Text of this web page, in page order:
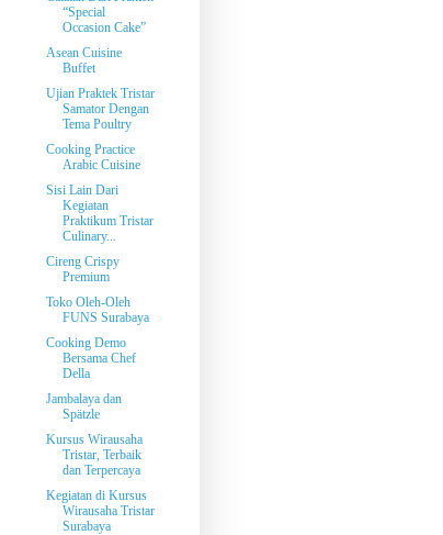
“Special
Occasion Cake”
Asean Cuisine
Buffet
Ujian Praktek Tristar
Samator Dengan
Tema Poultry
Cooking Practice
Arabic Cuisine
Sisi Lain Dari
Kegiatan
Praktikum Tristar
Culinary...
Cireng Crispy
Premium
Toko Oleh-Oleh
FUNS Surabaya
Cooking Demo
Bersama Chef
Della
Jambalaya dan
Spätzle
Kursus Wirausaha
Tristar, Terbaik
dan Terpercaya
Kegiatan di Kursus
Wirausaha Tristar
Surabaya